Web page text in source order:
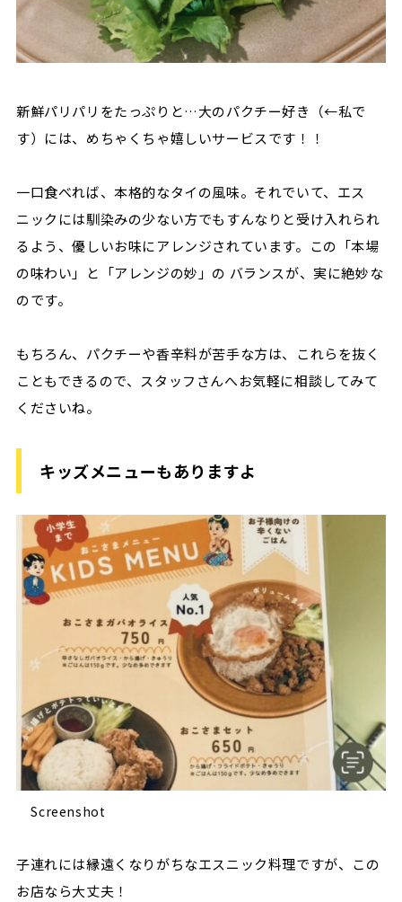
新鮮パリパリをたっぷりと…大のパクチー好き（←私で
す）には、めちゃくちゃ嬉しいサービスです！！
一口食べれば、本格的なタイの風味。それでいて、エス
ニックには馴染みの少ない方でもすんなりと受け入れられ
るよう、優しいお味にアレンジされています。この「本場
の味わい」と「アレンジの妙」の バランスが、実に絶妙な
のです。
もちろん、パクチーや香辛料が苦手な方は、これらを抜く
こともできるので、スタッフさんへお気軽に相談してみて
くださいね。
キッズメニューもありますよ
Screenshot
子連れには縁遠くなりがちなエスニック料理ですが、この
お店なら大丈夫！